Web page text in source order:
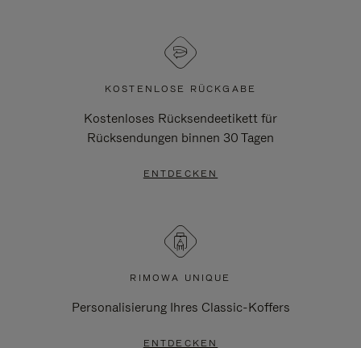
KOSTENLOSE RÜCKGABE
Kostenloses Rücksendeetikett für
Rücksendungen binnen 30 Tagen
ENTDECKEN
RIMOWA UNIQUE
Personalisierung Ihres Classic-Koffers
ENTDECKEN